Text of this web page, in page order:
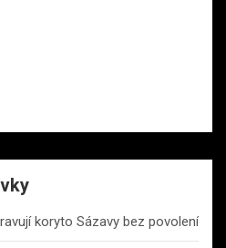
koryto Sázavy bez povolení